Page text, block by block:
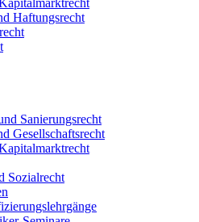
Haftungsrecht
Sanierungsrecht
Gesellschaftsrecht
Sozialrecht